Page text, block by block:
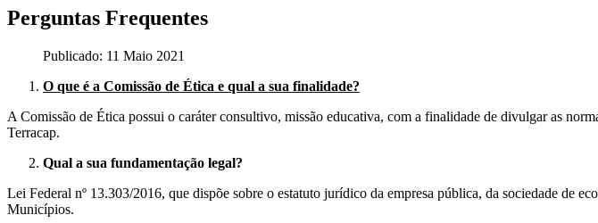
Perguntas Frequentes
Publicado: 11 Maio 2021
O que é a Comissão de Ética e qual a sua finalidade?
A Comissão de Ética possui o caráter consultivo, missão educativa, com a finalidade de divulgar as
Terracap.
Qual a sua fundamentação legal?
Lei Federal nº 13.303/2016, que dispõe sobre o estatuto jurídico da empresa pública, da sociedade de
Municípios.